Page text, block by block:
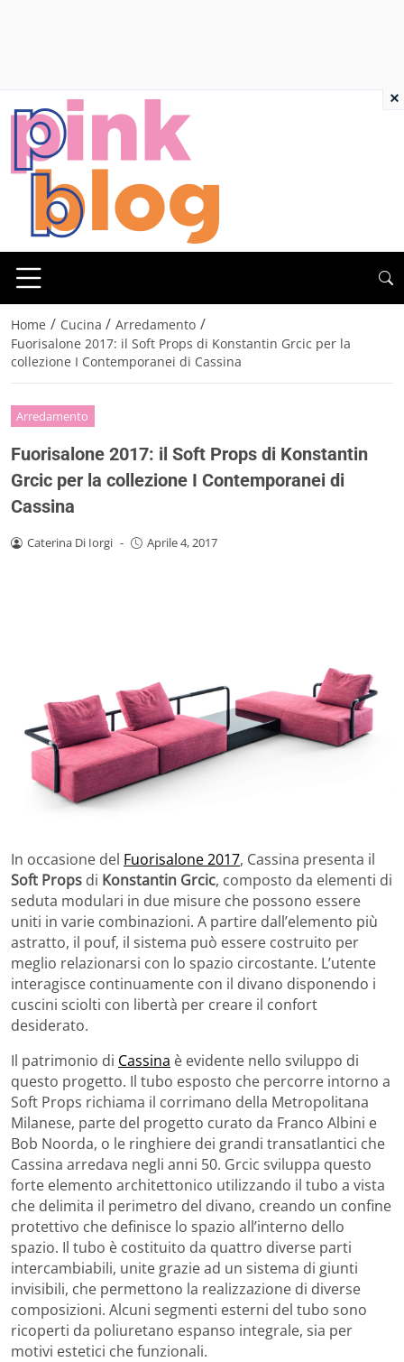
Home / Cucina / Arredamento /
Fuorisalone 2017: il Soft Props di Konstantin Grcic per la
collezione I Contemporanei di Cassina
Arredamento
Fuorisalone 2017: il Soft Props di Konstantin
Grcic per la collezione I Contemporanei di
Cassina
Caterina Di Iorgi - Aprile 4, 2017
In occasione del Fuorisalone 2017, Cassina presenta il
Soft Props di Konstantin Grcic, composto da elementi di
seduta modulari in due misure che possono essere
uniti in varie combinazioni. A partire dall’elemento più
astratto, il pouf, il sistema può essere costruito per
meglio relazionarsi con lo spazio circostante. L’utente
interagisce continuamente con il divano disponendo i
cuscini sciolti con libertà per creare il confort
desiderato.
Il patrimonio di Cassina è evidente nello sviluppo di
questo progetto. Il tubo esposto che percorre intorno a
Soft Props richiama il corrimano della Metropolitana
Milanese, parte del progetto curato da Franco Albini e
Bob Noorda, o le ringhiere dei grandi transatlantici che
Cassina arredava negli anni 50. Grcic sviluppa questo
forte elemento architettonico utilizzando il tubo a vista
che delimita il perimetro del divano, creando un confine
protettivo che definisce lo spazio all’interno dello
spazio. Il tubo è costituito da quattro diverse parti
intercambiabili, unite grazie ad un sistema di giunti
invisibili, che permettono la realizzazione di diverse
composizioni. Alcuni segmenti esterni del tubo sono
ricoperti da poliuretano espanso integrale, sia per
motivi estetici che funzionali.
×